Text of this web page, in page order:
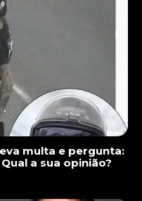
multa e pergunta:
a sua opinião?